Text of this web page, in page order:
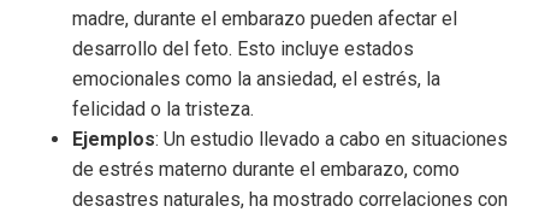
madre, durante el embarazo pueden afectar el
desarrollo del feto. Esto incluye estados
emocionales como la ansiedad, el estrés, la
felicidad o la tristeza.
Ejemplos: Un estudio llevado a cabo en situaciones
de estrés materno durante el embarazo, como
desastres naturales, ha mostrado correlaciones con